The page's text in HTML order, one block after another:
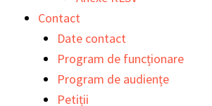
Contact
Date contact
Program de funcționare
Program de audiențe
Petiții